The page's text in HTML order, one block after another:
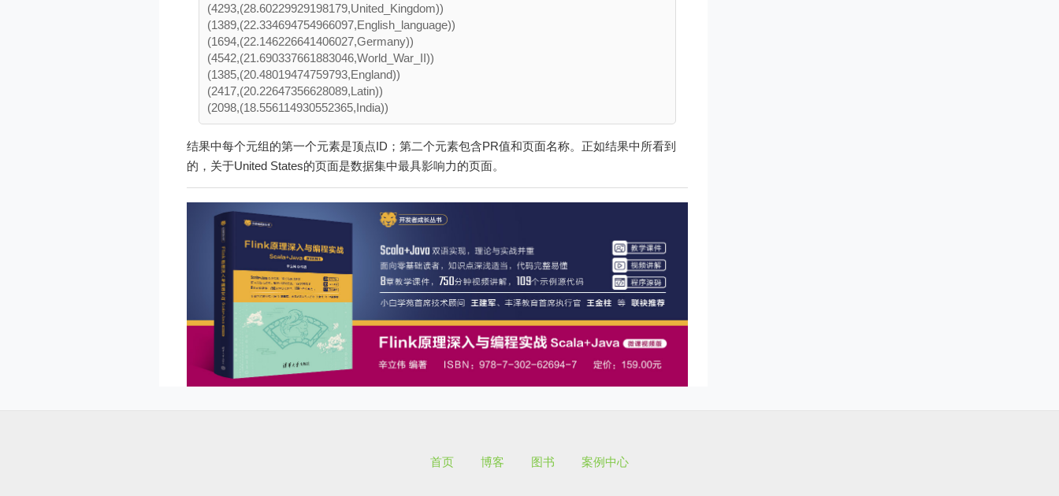
(4293,(28.60229929198179,United_Kingdom))
(1389,(22.334694754966097,English_language))
(1694,(22.146226641406027,Germany))
(4542,(21.690337661883046,World_War_II))
(1385,(20.48019474759793,England))
(2417,(20.22647356628089,Latin))
结果中每个元组的第一个元素是顶点ID；第二个元素包含PR值和页面名称。正如结果中所看到
的，关于United States的页面是数据集中最具影响力的页面。
首页 博客 图书 案例中心